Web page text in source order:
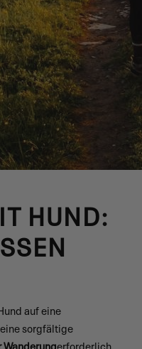
HUND:
auf eine
sorgfältige
erforderlich.